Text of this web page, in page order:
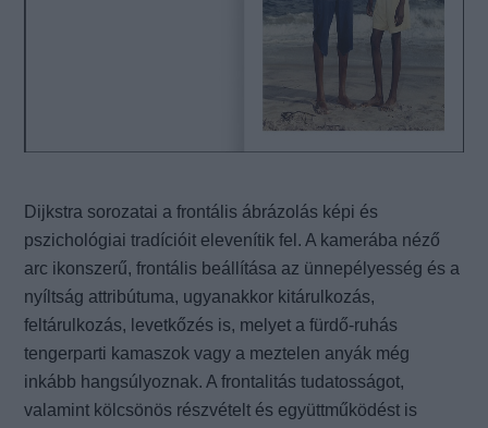
Dijkstra sorozatai a frontális ábrázolás képi és
pszichológiai tradícióit elevenítik fel. A kamerába néző
arc ikonszerű, frontális beállítása az ünnepélyesség és a
nyíltság attribútuma, ugyanakkor kitárulkozás,
feltárulkozás, levetkőzés is, melyet a fürdő-ruhás
tengerparti kamaszok vagy a meztelen anyák még
inkább hangsúlyoznak. A frontalitás tudatosságot,
valamint kölcsönös részvételt és együttműködést is